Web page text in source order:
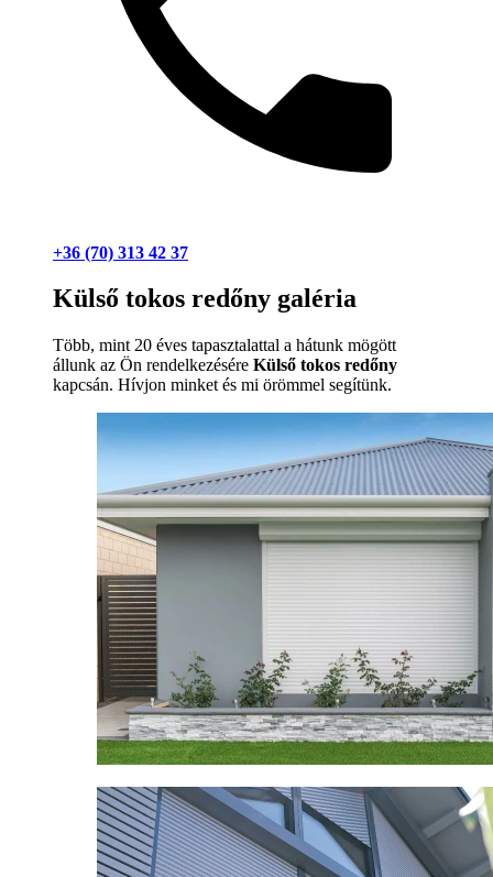
+36 (70) 313 42 37
Külső tokos redőny galéria
Több, mint 20 éves tapasztalattal a hátunk mögött
állunk az Ön rendelkezésére Külső tokos redőny
kapcsán. Hívjon minket és mi örömmel segítünk.